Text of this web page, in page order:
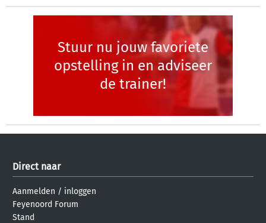
Stuur nu jouw favoriete
opstelling in en adviseer
de trainer!
Direct naar
Aanmelden / inloggen
Feyenoord Forum
Stand